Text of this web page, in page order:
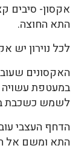
אקסון- סיבים
התא החוצה.
לכל נוירון יש
האקסונים
במעטפת עשויה
לשמש כשכבת
הדחף העצבי
התא ומשם אל